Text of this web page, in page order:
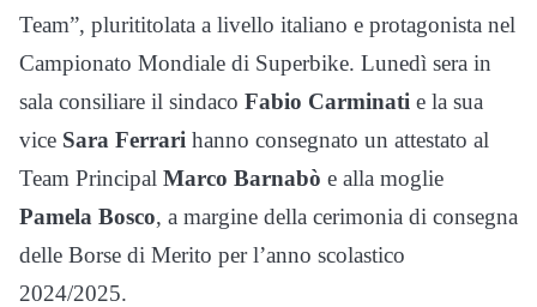
Team”, plurititolata a livello italiano e protagonista nel
Campionato Mondiale di Superbike. Lunedì sera in
sala consiliare il sindaco Fabio Carminati e la sua
vice Sara Ferrari hanno consegnato un attestato al
Team Principal Marco Barnabò e alla moglie
Pamela Bosco, a margine della cerimonia di consegna
delle Borse di Merito per l’anno scolastico
2024/2025.